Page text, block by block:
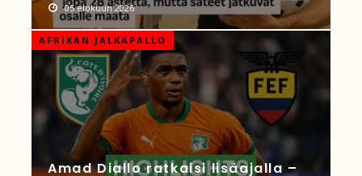
05 elokuun 2026
AFRIKAN JALKAPALLO
Amad Diallo ratkaisi lisäajalla –